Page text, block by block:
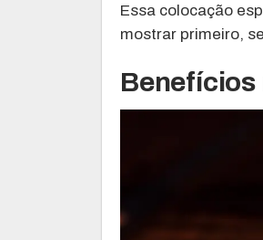
Essa colocação
mostrar primeiro,
Benefícios